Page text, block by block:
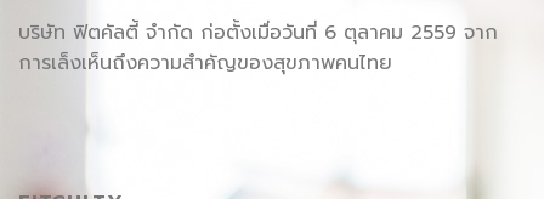
บริษัท ฟิตคัลตี้ จำกัด ก่อตั้งเมื่อวันที่ 6 ตุลาคม 2559 จาก
การเล็งเห็นถึงความสำคัญของสุขภาพคนไทย